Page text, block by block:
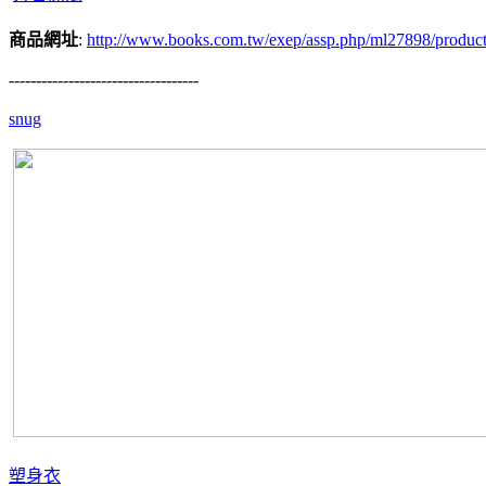
商品網址: http://www.books.com.tw/exep/assp.php/ml27898/
-----------------------------------
snug
塑身衣